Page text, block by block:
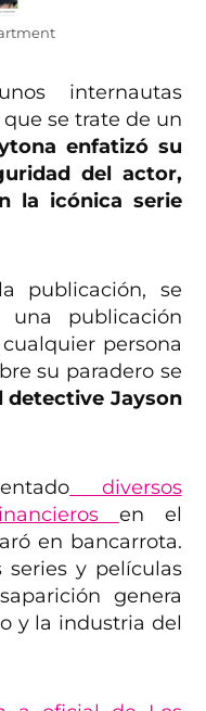
internautas
se trate de un
enfatizó su
del actor,
la icónica serie
publicación, se
publicación
persona
su paradero se
detective Jayson
diversos
en el
en bancarrota.
series y películas
genera
y la industria del